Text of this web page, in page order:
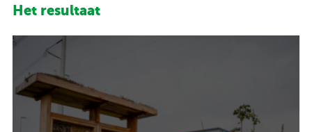
Het resultaat